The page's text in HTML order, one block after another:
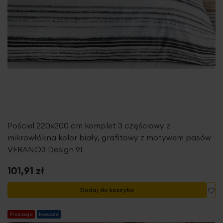
Pościel 220x200 cm komplet 3 częściowy z
mikrowłókna kolor biały, grafitowy z motywem pasów
VERANO3 Design 91
101,91 zł
Dodaj do koszyka
Promocja Nowość